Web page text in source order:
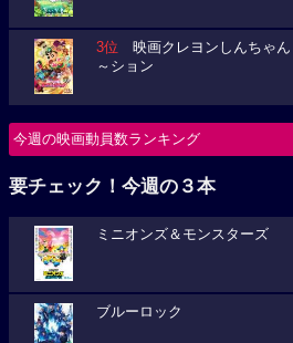
3位 映画クレヨンしんちゃ
～ション
今週の映画動員数ランキング
要チェック！今週の３本
ミニオンズ＆モンスターズ
ブルーロック